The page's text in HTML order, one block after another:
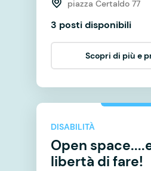
piazza Certaldo 77
3 posti disponibili
Scopri di più e
DISABILITÀ
Open
libertà di fare!